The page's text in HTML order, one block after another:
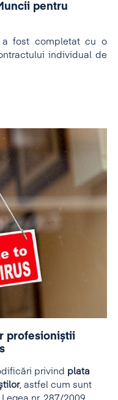
pentru
a fost completat cu o
individual de
profesioniștii
privind plata
, astfel cum sunt